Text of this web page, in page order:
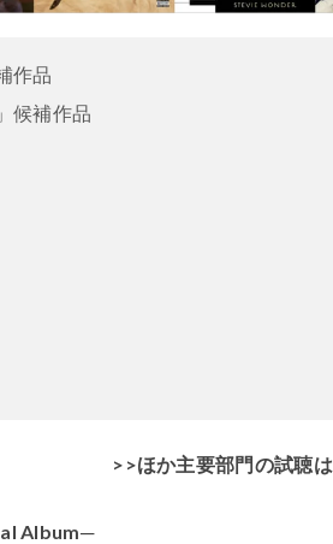
作品
」候補作品
>>ほか主要部門の試聴は
Album─